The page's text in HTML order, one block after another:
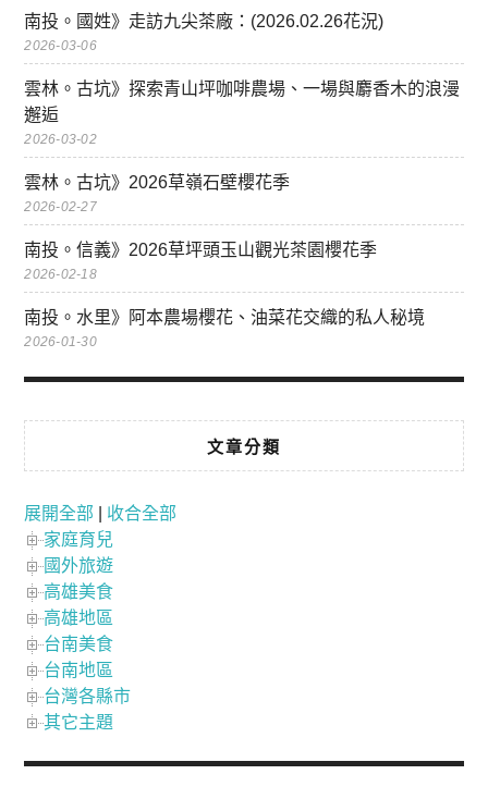
南投。國姓》走訪九尖茶廠：(2026.02.26花況)
2026-03-06
雲林。古坑》探索青山坪咖啡農場、一場與麝香木的浪漫
邂逅
2026-03-02
雲林。古坑》2026草嶺石壁櫻花季
2026-02-27
南投。信義》2026草坪頭玉山觀光茶園櫻花季
2026-02-18
南投。水里》阿本農場櫻花、油菜花交織的私人秘境
2026-01-30
文章分類
展開全部
收合全部
家庭育兒
國外旅遊
高雄美食
高雄地區
台南美食
台南地區
台灣各縣市
其它主題